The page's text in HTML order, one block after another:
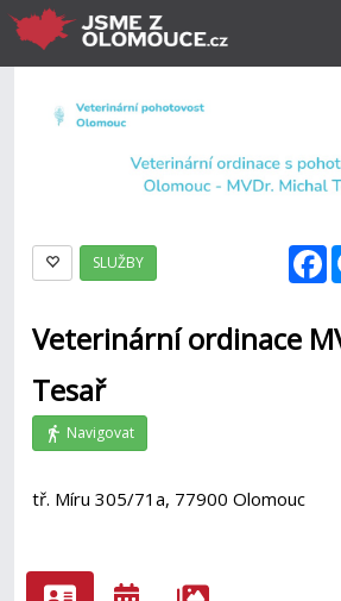
SLUŽBY
Veterinární ordinace
Tesař
Navigovat
tř. Míru 305/71a, 77900 Olomouc